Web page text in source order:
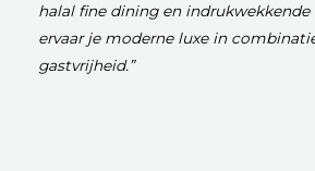
halal fine dining en indrukwekkende
ervaar je moderne luxe in
gastvrijheid.”